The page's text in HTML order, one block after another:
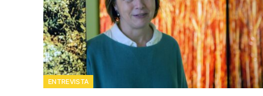
ENTREVISTA